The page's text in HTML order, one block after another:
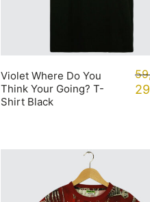
Violet Where Do You
Think Your Going? T-
Shirt Black